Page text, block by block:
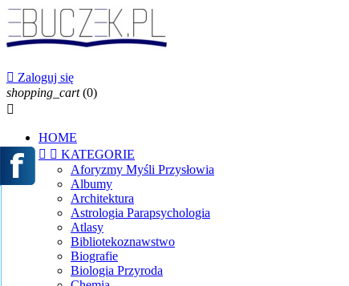
 Zaloguj się
shopping_cart (0)

HOME
  KATEGORIE
Aforyzmy Myśli Przysłowia
Albumy
Architektura
Astrologia Parapsychologia
Atlasy
Bibliotekoznawstwo
Biografie
Biologia Przyroda